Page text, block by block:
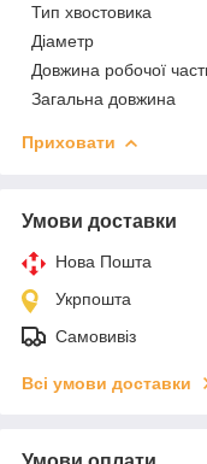
Тип хвостовика
Діаметр
Довжина робочої
Загальна довжина
Приховати
Умови доставки
Нова Пошта
Укрпошта
Самовивіз
Всі умови доставки